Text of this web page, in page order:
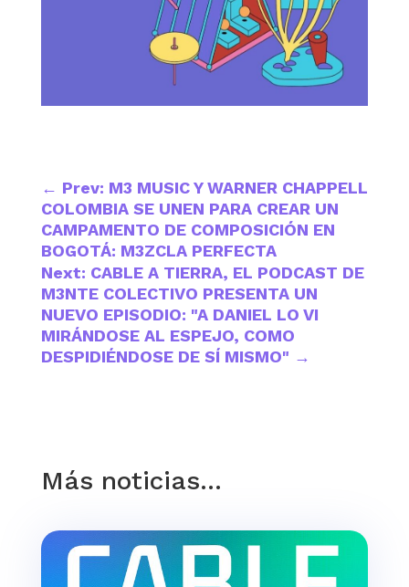
← Prev: M3 MUSIC Y WARNER CHAPPELL
COLOMBIA SE UNEN PARA CREAR UN
CAMPAMENTO DE COMPOSICIÓN EN
BOGOTÁ: M3ZCLA PERFECTA
Next: CABLE A TIERRA, EL PODCAST DE
M3NTE COLECTIVO PRESENTA UN
NUEVO EPISODIO: "A DANIEL LO VI
MIRÁNDOSE AL ESPEJO, COMO
DESPIDIÉNDOSE DE SÍ MISMO" →
Más noticias…